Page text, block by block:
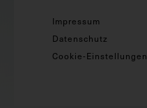
Impressum
Datenschutz
Cookie-Einstellungen